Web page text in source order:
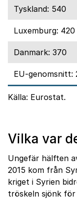
Tyskland: 540
Luxemburg: 420
Danmark: 370
EU-genomsnitt:
Källa: Eurostat.
Vilka var
Ungefär hälften
2015 kom från
kriget i Syrien
tröskeln sjönk